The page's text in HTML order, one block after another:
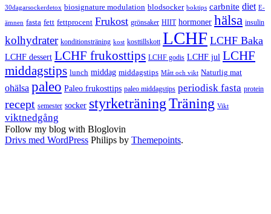
30dagarsockerdetox biosignature modulation blodsocker boktips carbnite diet E-
ämnen fasta fett fettprocent Frukost grönsaker HIIT hormoner hälsa insulin
kolhydrater konditionsträning kost kosttillskott LCHF LCHF Baka
LCHF dessert LCHF frukosttips LCHF godis LCHF jul LCHF
middagstips lunch middag middagstips Mått och vikt Naturlig mat
ohälsa paleo Paleo frukosttips paleo middagstips periodisk fasta protein
recept semester socker styrketräningTräning Vikt
viktnedgång
Follow my blog with Bloglovin
Drivs med WordPress Philips by Themepoints.